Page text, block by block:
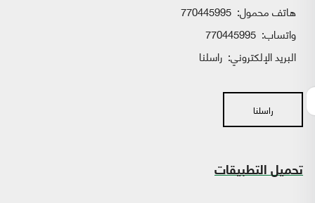
هاتف محمول: 770445995
واتساب:
البريد الإلكتروني: راسلنا
راسلنا
تحميل التطبيقات